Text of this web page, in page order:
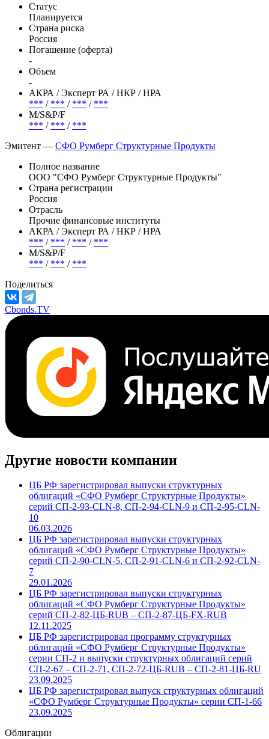
Статус
Планируется
Страна риска
Россия
Погашение (оферта)
-
Объем
-
АКРА / Эксперт РА / НКР / НРА
*** / *** / *** / ***
М/S&P/F
*** / *** / ***
Эмитент — СФО Румберг Структурные Продукты
Полное название
ООО "СФО Румберг Структурные Продукты"
Страна регистрации
Россия
Отрасль
Прочие финансовые институты
АКРА / Эксперт РА / НКР / НРА
*** / *** / *** / ***
М/S&P/F
*** / *** / ***
Поделиться
Cbonds.TV
Другие новости компании
ЦБ РФ зарегистрировал выпуски структурных
облигаций «СФО Румберг Структурные Продукты»
серий СП-2-93-CLN-8, СП-2-94-CLN-9 и СП-2-95-CLN-
10
06.03.2026
ЦБ РФ зарегистрировал выпуски структурных
облигаций «СФО Румберг Структурные Продукты»
серий СП-2-90-CLN-5, СП-2-91-CLN-6 и СП-2-92-CLN-
7
29.01.2026
ЦБ РФ зарегистрировал выпуски структурных
облигаций «СФО Румберг Структурные Продукты»
серий СП-2-82-ЦБ-RUB – СП-2-87-ЦБ-FX-RUB
12.11.2025
ЦБ РФ зарегистрировал программу структурных
облигаций «СФО Румберг Структурные Продукты»
серии СП-2 и выпуски структурных облигаций серий
СП-2-67 – СП-2-71, СП-2-72-ЦБ-RUB – СП-2-81-ЦБ-RU
23.09.2025
ЦБ РФ зарегистрировал выпуск структурных облигаций
«СФО Румберг Структурные Продукты» серии СП-1-66
23.09.2025
Облигации